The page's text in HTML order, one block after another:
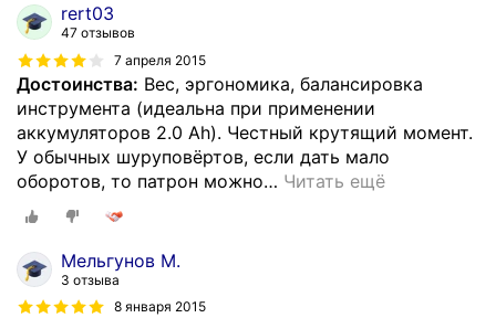
rert03
47 отзывов
7 апреля 2015
Достоинства: Вес, эргономика, балансировка
инструмента (идеальна при применении
аккумуляторов 2.0 Ah). Честный крутящий момент.
У обычных шуруповёртов, если дать мало
оборотов, то патрон можно… Читать ещё
Мельгунов М.
3 отзыва
8 января 2015